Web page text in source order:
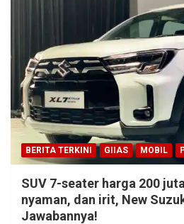
BERITA TERKINI GIIAS MOBIL
SUV 7-seater harga 200
nyaman, dan irit, New
Jawabannya!